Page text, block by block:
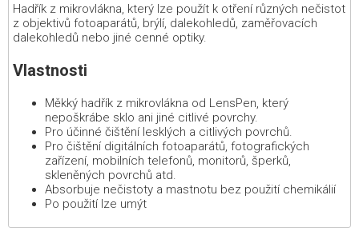
Hadřík z mikrovlákna, který lze použít k otření různých nečistot
z objektivů fotoaparátů, brýlí, dalekohledů, zaměřovacích
dalekohledů nebo jiné cenné optiky.
Vlastnosti
Měkký hadřík z mikrovlákna od LensPen, který
nepoškrábe sklo ani jiné citlivé povrchy.
Pro účinné čištění lesklých a citlivých povrchů.
Pro čištění digitálních fotoaparátů, fotografických
zařízení, mobilních telefonů, monitorů, šperků,
skleněných povrchů atd.
Absorbuje nečistoty a mastnotu bez použití chemikálií
Po použití lze umýt